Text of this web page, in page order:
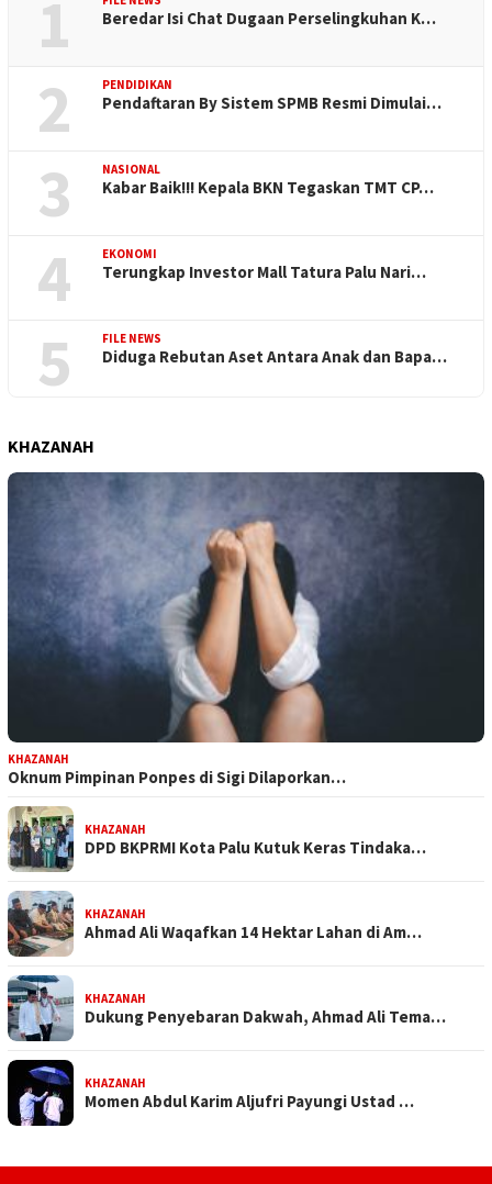
1 Beredar Isi Chat Dugaan Perselingkuhan K…
2 PENDIDIKAN
Pendaftaran By Sistem SPMB Resmi Dimulai…
3 NASIONAL
Kabar Baik!!! Kepala BKN Tegaskan TMT CP…
4 EKONOMI
Terungkap Investor Mall Tatura Palu Nari…
5 FILE NEWS
Diduga Rebutan Aset Antara Anak dan Bapa…
KHAZANAH
KHAZANAH
Oknum Pimpinan Ponpes di Sigi Dilaporkan…
KHAZANAH
DPD BKPRMI Kota Palu Kutuk Keras Tindaka…
KHAZANAH
Ahmad Ali Waqafkan 14 Hektar Lahan di Am…
KHAZANAH
Dukung Penyebaran Dakwah, Ahmad Ali Tema…
KHAZANAH
Momen Abdul Karim Aljufri Payungi Ustad …